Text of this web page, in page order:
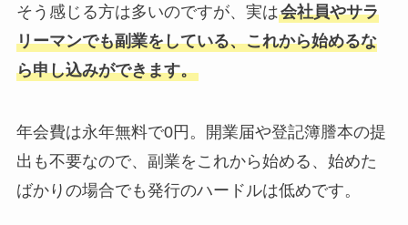
そう感じる方は多いのですが、実は会社員やサラ
リーマンでも副業をしている、これから始めるな
ら申し込みができます。
年会費は永年無料で0円。開業届や登記簿謄本の提
出も不要なので、副業をこれから始める、始めた
ばかりの場合でも発行のハードルは低めです。